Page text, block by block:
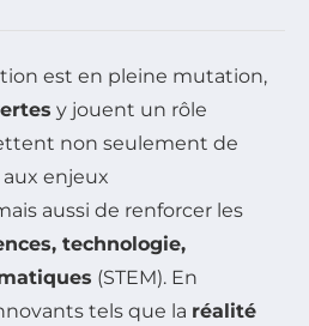
est en pleine mutation,
y jouent un rôle
non seulement de
aux enjeux
aussi de renforcer les
technologie,
(STEM). En
tels que la réalité